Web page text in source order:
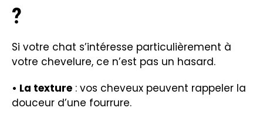
?
Si votre chat s’intéresse particulièrement à
votre chevelure, ce n’est pas un hasard.
• La texture : vos cheveux peuvent rappeler la
douceur d’une fourrure.